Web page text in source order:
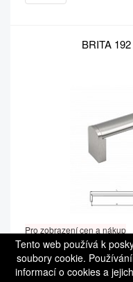
BRITA
Pro zobrazení cen a nákup
se prosím přihlaste.
Tento web používá k
soubory cookie.
informací o cookies a